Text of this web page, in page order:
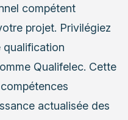
compétent
projet. Privilégiez
qualification
Qualifelec. Cette
actualisée des